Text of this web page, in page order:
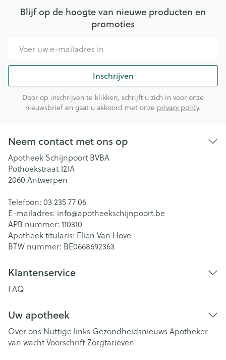
Blijf op de hoogte van nieuwe producten en
promoties
Inschrijven
Door op inschrijven te klikken, schrijft u zich in voor onze
nieuwsbrief en gaat u akkoord met onze privacy policy.
Neem contact met ons op
Apotheek Schijnpoort BVBA
Pothoekstraat 121A
2060 Antwerpen
Telefoon: 03 235 77 06
E-mailadres: info@apotheekschijnpoort.be
APB nummer: 110310
Apotheek titularis: Elien Van Hove
BTW nummer: BE0668692363
Klantenservice
FAQ
Uw apotheek
Over ons Nuttige links Gezondheidsnieuws Apotheker
van wachtVoorschriftZorgtarieven